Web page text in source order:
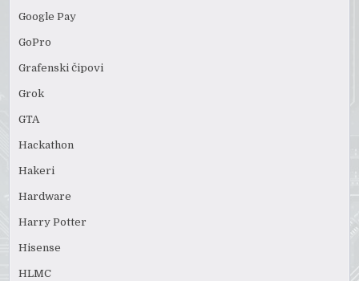
Google Pay
GoPro
Grafenski čipovi
Grok
GTA
Hackathon
Hakeri
Hardware
Harry Potter
Hisense
HLMC